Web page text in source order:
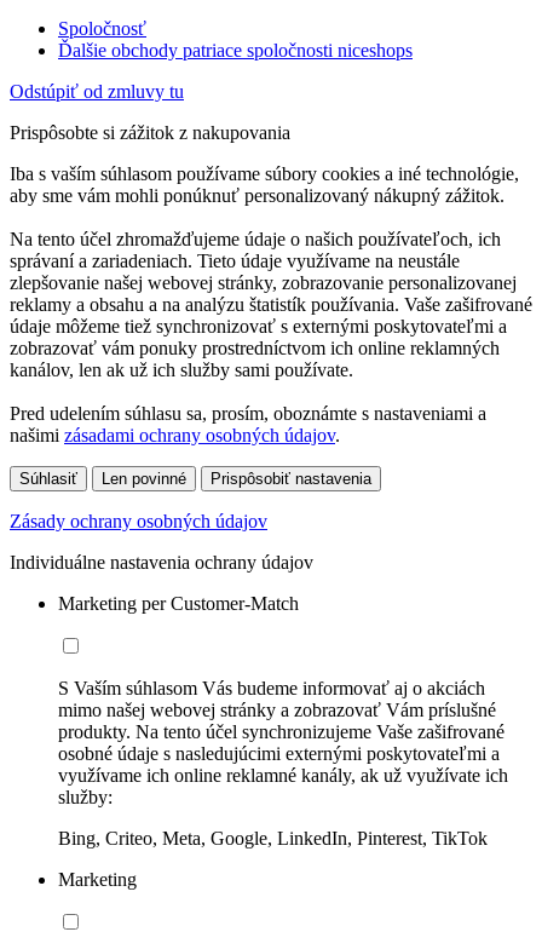
Spoločnosť
Ďalšie obchody patriace spoločnosti niceshops
Odstúpiť od zmluvy tu
Prispôsobte si zážitok z nakupovania
Iba s vaším súhlasom používame súbory cookies a iné technológie,
aby sme vám mohli ponúknuť personalizovaný nákupný zážitok.
Na tento účel zhromažďujeme údaje o našich používateľoch, ich
správaní a zariadeniach. Tieto údaje využívame na neustále
zlepšovanie našej webovej stránky, zobrazovanie personalizovanej
reklamy a obsahu a na analýzu štatistík používania. Vaše zašifrované
údaje môžeme tiež synchronizovať s externými poskytovateľmi a
zobrazovať vám ponuky prostredníctvom ich online reklamných
kanálov, len ak už ich služby sami používate.
Pred udelením súhlasu sa, prosím, oboznámte s nastaveniami a
našimi zásadami ochrany osobných údajov.
Súhlasiť Len povinné Prispôsobiť nastavenia
Zásady ochrany osobných údajov
Individuálne nastavenia ochrany údajov
Marketing per Customer-Match
S Vaším súhlasom Vás budeme informovať aj o akciách
mimo našej webovej stránky a zobrazovať Vám príslušné
produkty. Na tento účel synchronizujeme Vaše zašifrované
osobné údaje s nasledujúcimi externými poskytovateľmi a
využívame ich online reklamné kanály, ak už využívate ich
služby:
Bing, Criteo, Meta, Google, LinkedIn, Pinterest, TikTok
Marketing